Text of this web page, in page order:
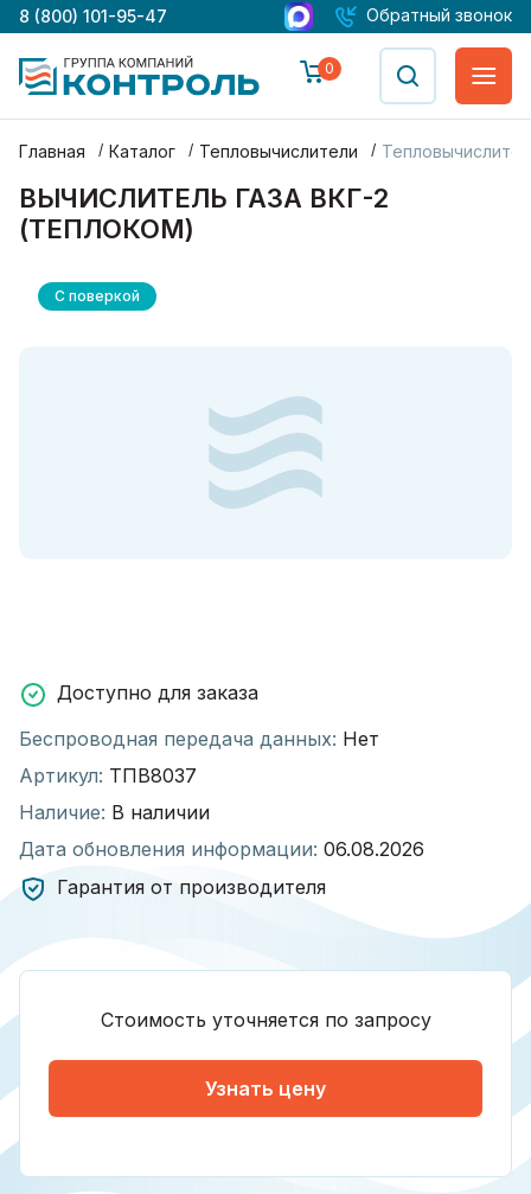
8 (800) 101-95-47 Обратный звонок
0
Главная Каталог Тепловычислители
ВЫЧИСЛИТЕЛЬ ГАЗА ВКГ-2
(ТЕПЛОКОМ)
С поверкой
Доступно для заказа
Беспроводная передача данных: Нет
Артикул: ТПВ8037
Наличие: В наличии
Дата обновления информации: 06.08.2026
Гарантия от производителя
Стоимость уточняется по запросу
Узнать цену